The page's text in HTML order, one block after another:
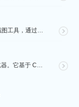
「OneMockup」是一款全新体验带壳截图工具，通过导入个人照片和丰富的设备模型，用户可以轻松创建...
Aye 是一款面向日常网页工作的 AI 浏览器。它基于 Chromium 构建，保留接近谷歌浏览器的...